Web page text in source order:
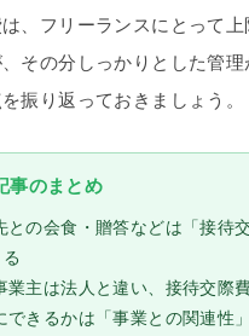
、フリーランスにとって上
その分しっかりとした管理
振り返っておきましょう。
事のまとめ
の会食・贈答などは「接待
主は法人と違い、接待交際
きるかは「事業との関連性